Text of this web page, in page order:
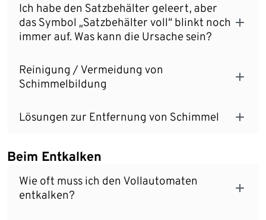
Ich habe den Satzbehälter geleert, aber
das Symbol „Satzbehälter voll“ blinkt noch
immer auf. Was kann die Ursache sein?
Reinigung / Vermeidung von
Schimmelbildung
Lösungen zur Entfernung von Schimmel
Beim Entkalken
Wie oft muss ich den Vollautomaten
entkalken?